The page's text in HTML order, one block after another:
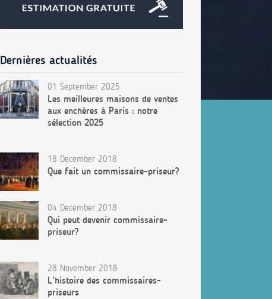
Dernières actualités
01 September 2025
Les meilleures maisons de ventes
aux enchères à Paris : notre
sélection 2025
18 December 2018
Que fait un commissaire-priseur?
04 December 2018
Qui peut devenir commissaire-
priseur?
28 November 2018
L’histoire des commissaires-
priseurs